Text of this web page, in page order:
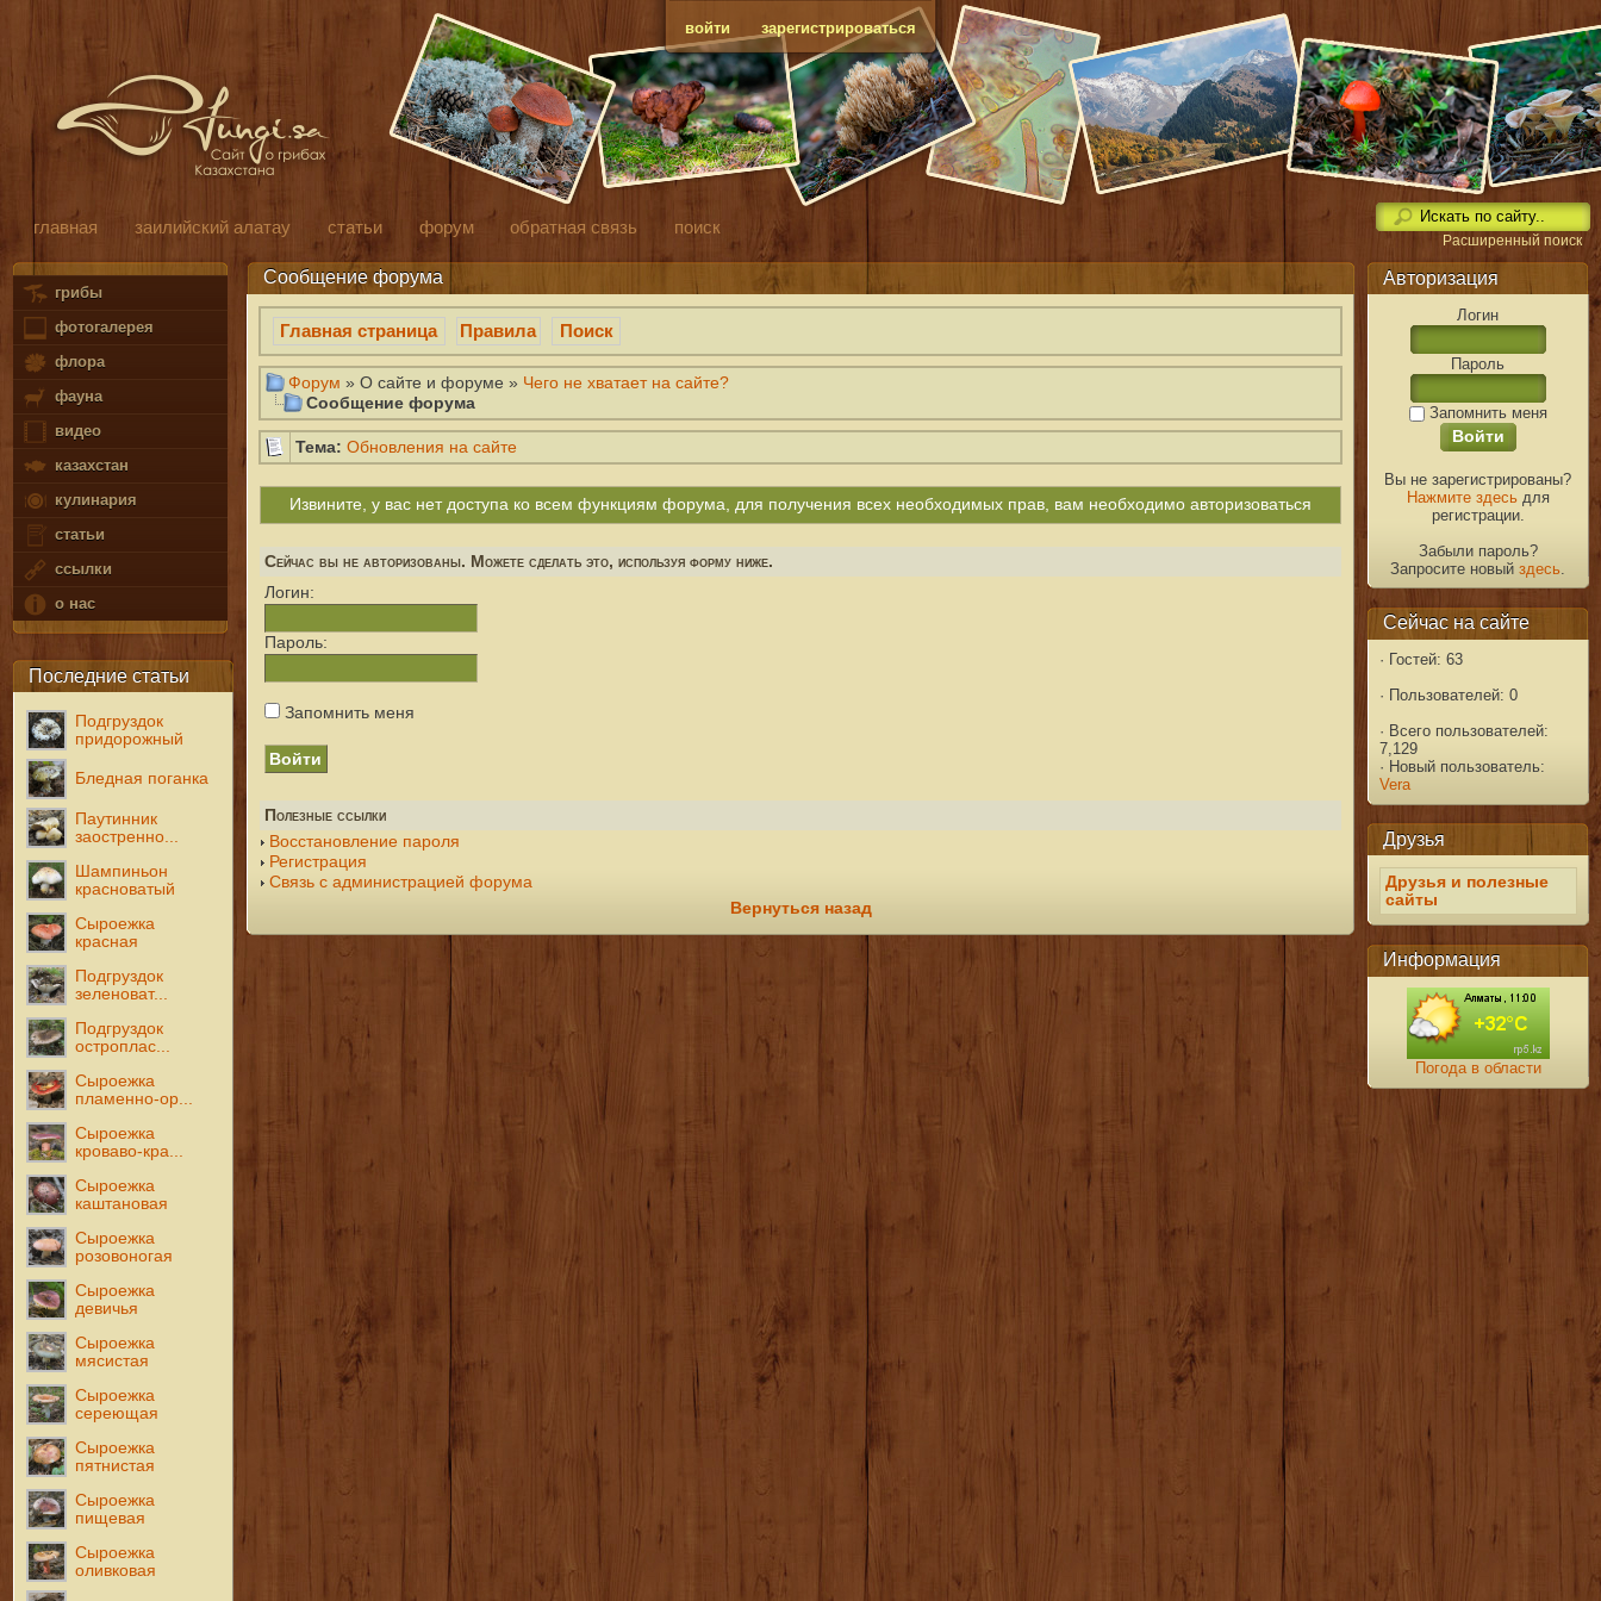
войти зарегистрироваться
главная заилийский алатау статьи форум обратная связь поиск
Расширенный поиск
грибы
фотогалерея
флора
фауна
видео
казахстан
кулинария
статьи
ссылки
о нас
Последние статьи
Подгруздок
придорожный
Бледная поганка
Паутинник
заостренно...
Шампиньон
красноватый
Сыроежка
красная
Подгруздок
зеленоват...
Подгруздок
остроплас...
Сыроежка
пламенно-ор...
Сыроежка
кроваво-кра...
Сыроежка
каштановая
Сыроежка
розовоногая
Сыроежка
девичья
Сыроежка
мясистая
Сыроежка
сереющая
Сыроежка
пятнистая
Сыроежка
пищевая
Сыроежка
оливковая
Авторизация
Логин
Пароль
Запомнить меня
Вы не зарегистрированы?
Нажмите здесьдля
регистрации.
Забыли пароль?
Запросите новыйздесь
Сейчас на сайте
· Гостей: 63
· Пользователей: 0
· Всего пользователей:
7,129
· Новый пользователь:
Vera
Друзья
Друзья и полезные
сайты
Информация
Погода в области
Сообщение форума
Главная страница Правила Поиск
Форум » О сайте и форуме » Чего не хватает на сайте?
Сообщение форума
Тема: Обновления на сайте
Извините, у вас нет доступа ко всем функциям форума, для получения всех необходимых прав, вам необходимо авторизоваться
Сейчас вы не авторизованы. Можете сделать это, используя форму ниже.
Логин:
Пароль:
Запомнить меня
Полезные ссылки
Восстановление пароля
Регистрация
Связь с администрацией форума
Вернуться назад